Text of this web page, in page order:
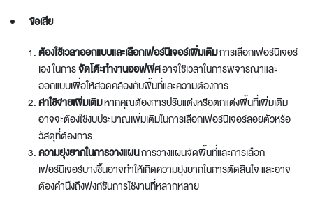
ข้อเสีย
ต้องใช้เวลาออกแบบและเลือกเฟอร์นิเจอร์เพิ่มเติมการเลือกเฟอร์นิเจอร์
เอง ในการจัดโต๊ะทํางานออฟฟิศอาจใช้เวลาในการพิจารณาและ
ออกแบบเพื่อให้สอดคล้องกับพื้นที่และความต้องการ
ค่าใช้จ่ายเพิ่มเติมหากคุณต้องการปรับแต่งหรือตกแต่งพื้นที่เพิ่มเติม
อาจจะต้องใช้งบประมาณเพิ่มเติมในการเลือกเฟอร์นิเจอร์ลอยตัวหรือ
วัสดุที่ต้องการ
ความยุ่งยากในการวางแผนการวางแผนจัดพื้นที่และการเลือก
เฟอร์นิเจอร์บางชิ้นอาจทำให้เกิดความยุ่งยากในการตัดสินใจ และอาจ
ต้องคำนึงถึงฟังก์ชันการใช้งานที่หลากหลาย